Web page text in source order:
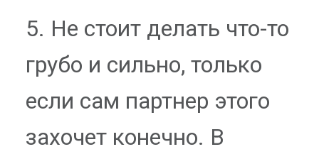
5. Не стоит делать что-то
грубо и сильно, только
если сам партнер этого
захочет конечно. В